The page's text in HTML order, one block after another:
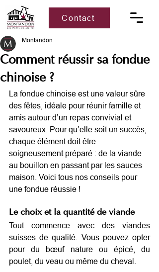
Contact
Comment réussir sa fondue
chinoise ?
Montandon
La fondue chinoise est une valeur sûre
des fêtes, idéale pour réunir famille et
amis autour d’un repas convivial et
savoureux. Pour qu’elle soit un succès,
chaque élément doit être
soigneusement préparé : de la viande
au bouillon en passant par les sauces
maison. Voici tous nos conseils pour
une fondue réussie !
Le choix et la quantité de viande
Tout commence avec des viandes
suisses de qualité. Vous pouvez opter
pour du bœuf nature ou épicé, du
poulet, du veau ou même du cheval.